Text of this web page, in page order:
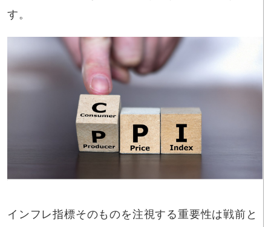
す。
インフレ指標そのものを注視する重要性は戦前と